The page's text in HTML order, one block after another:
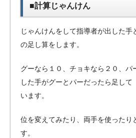
■計算じゃんけん
じゃんけんをして指導者が出した手
の足し算をします。
グーなら１０、チョキなら２０、パ
した手がグーとパーだったら足して
います。
位を変えてみたり、両手を使ったり
す。